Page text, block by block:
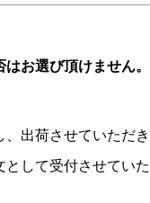
お選び頂けません。
出荷させていただき
として受付させていた